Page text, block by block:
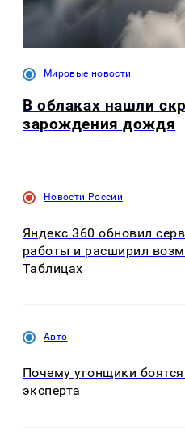
Мировые новости
В облаках нашли
зарождения дождя
Новости России
Яндекс 360 обновил
работы и расширил
Таблицах
Авто
Почему угонщики
эксперта